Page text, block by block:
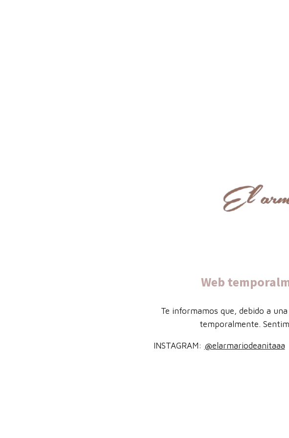
Web
Te informamos que, debido a
temporalmente.
INSTAGRAM: @elarmariodeanitaaa